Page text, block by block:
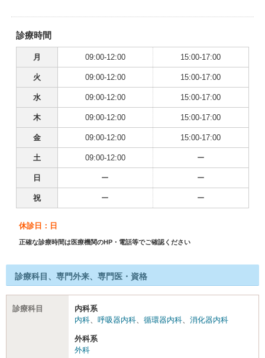
診療時間
月 09:00-12:00 15:00-17:00
火 09:00-12:00 15:00-17:00
水 09:00-12:00 15:00-17:00
木 09:00-12:00 15:00-17:00
金 09:00-12:00 15:00-17:00
土 09:00-12:00 ー
日 ー ー
祝 ー ー
休診日：日
正確な診療時間は医療機関のHP・電話等でご確認ください
診療科目、専門外来、専門医・資格
診療科目
内科系
内科
呼吸器内科 循環器内科 消化器内科
外科系
外科